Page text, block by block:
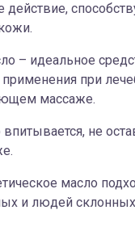
– идеальное
при
массаже.
не
масло
и людей склонных